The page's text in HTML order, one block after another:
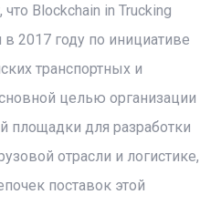
Blockchain in Trucking
2017 году по инициативе
транспортных и
целью организации
площадки для разработки
отрасли и логистике,
поставок этой